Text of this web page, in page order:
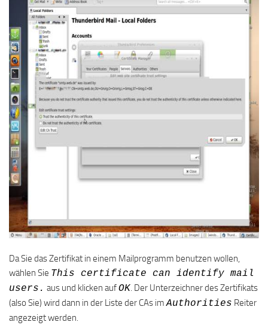
Da Sie das Zertifikat in einem Mailprogramm benutzen wollen,
wählen Sie This certificate can identify mail
users. aus und klicken aufOK. Der Unterzeichner des Zertifikats
(also Sie) wird dann in der Liste der CAs imAuthorities Reiter
angezeigt werden.